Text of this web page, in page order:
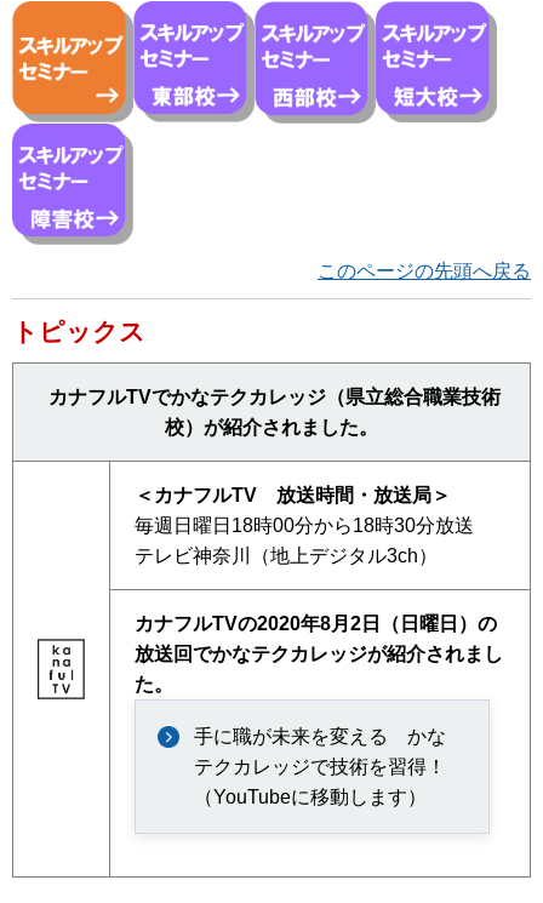
このページの先頭へ戻る
トピックス
カナフルTVでかなテクカレッジ（県立総合職業技術
校）が紹介されました。
＜カナフルTV 放送時間・放送局＞
毎週日曜日18時00分から18時30分放送
テレビ神奈川（地上デジタル3ch）
カナフルTVの2020年8月2日（日曜日）の
放送回でかなテクカレッジが紹介されまし
た。
手に職が未来を変える かな
テクカレッジで技術を習得！
（YouTubeに移動します）